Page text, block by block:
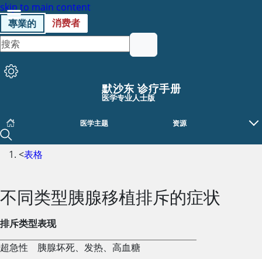
skip to main content
專業的
消费者
默沙东 诊疗手册
医学专业人士版
医学主题 资源
<表格
不同类型胰腺移植排斥的症状
不同类型胰腺移植排斥的症状
排斥类型表现
超急性
胰腺坏死、发热、高血糖